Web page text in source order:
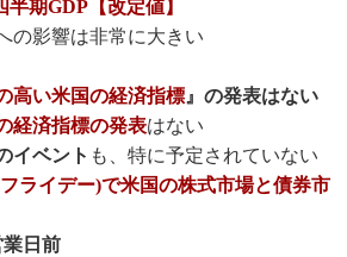
半期GDP【改定値】
の影響は非常に大きい
高い米国の経済指標』の発表はない
経済指標の発表はない
イベント も、特に予定されていない
ライデー)で米国の株式市場と債券市
業日前